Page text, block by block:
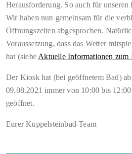
Herausforderung. So auch für unseren
Wir haben nun gemeinsam für die
Öffnungszeiten abgesprochen.
Voraussetzung, dass das Wetter
hat (siehe Aktuelle Informationen zum
Der Kiosk hat (bei geöffnetem Bad)
09.08.2021 immer von 10:00 bis
geöffnet.
Eurer Kuppelsteinbad-Team